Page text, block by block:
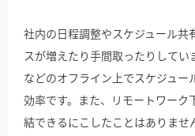
社内の日程調整やスケジュール共
スが増えたり手間取ったりしてい
などのオフライン上でスケジュ
効率です。また、リモートワーク
結できるにこしたことはありませ